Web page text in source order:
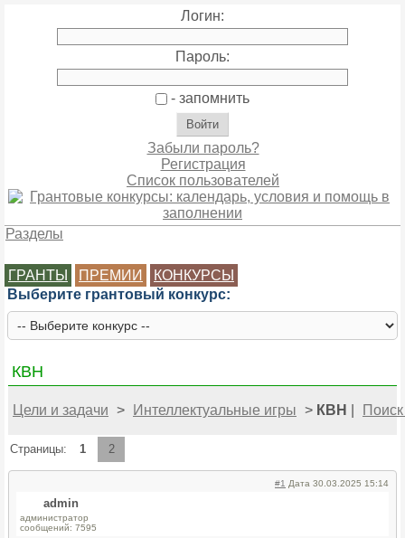
Логин:
Пароль:
- запомнить
Забыли пароль?
Регистрация
Список пользователей
Разделы
ГРАНТЫ ПРЕМИИ
КОНКУРСЫ
Выберите грантовый конкурс:
КВН
Цели и задачи > Интеллектуальные игры > КВН
Страницы: 1 2
#1 Дата 30.03.2025 15:14
admin
администратор
сообщений: 7595